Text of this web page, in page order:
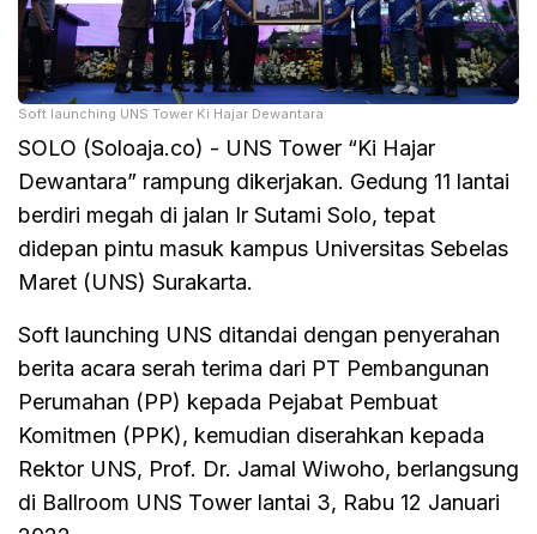
Soft launching UNS Tower Ki Hajar Dewantara
SOLO (Soloaja.co) - UNS Tower “Ki Hajar
Dewantara” rampung dikerjakan. Gedung 11 lantai
berdiri megah di jalan Ir Sutami Solo, tepat
didepan pintu masuk kampus Universitas Sebelas
Maret (UNS) Surakarta.
Soft launching UNS ditandai dengan penyerahan
berita acara serah terima dari PT Pembangunan
Perumahan (PP) kepada Pejabat Pembuat
Komitmen (PPK), kemudian diserahkan kepada
Rektor UNS, Prof. Dr. Jamal Wiwoho, berlangsung
di Ballroom UNS Tower lantai 3, Rabu 12 Januari